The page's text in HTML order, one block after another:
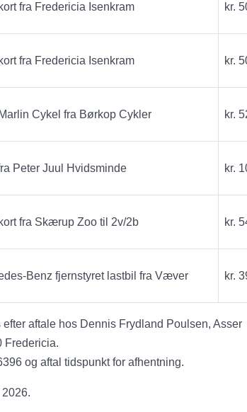
fra Fredericia Isenkram kr.
fra Fredericia Isenkram kr.
Cykel fra Børkop Cykler kr.
Peter Juul Hvidsminde kr.
fra Skærup Zoo til 2v/2b kr.
Benz fjernstyret lastbil fra Væver kr.
aftale hos Dennis Frydland Poulsen, Asser
Fredericia.
og aftal tidspunkt for afhentning.